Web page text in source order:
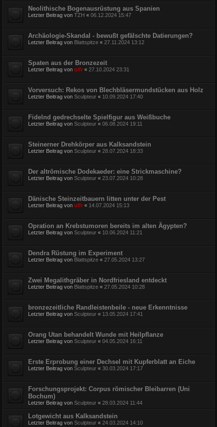
Neolithische Bogenausrüstung aus Spanien
Letzter Beitrag von TZH « 06.12.2024 15:47
Archäologie-Skandal - bewußt gefälschte Datierungen?
Letzter Beitrag von Blattspitze « 27.11.2024 13:12
Spaten aus der Bronzezeit
Letzter Beitrag von ulfr « 27.10.2024 23:31
Vorversuch: Rekos von Blechbläsermundstücken aus Holz
Letzter Beitrag von Sculpteur « 10.09.2024 17:40
Fidelnd gedrechselte Spielfigur aus Weißbuche
Letzter Beitrag von Sculpteur « 06.08.2024 19:11
Steinerner Drehkörper aus Kalksandstein
Letzter Beitrag von Sculpteur « 28.07.2024 18:33
Der altrömische Dodekaeder: eine Strickmaschine?
Letzter Beitrag von Sculpteur « 23.07.2024 10:28
Dänische Steinzeitbauern litten unter der Pest
Letzter Beitrag von ulfr « 14.07.2024 15:13
Opration an Krebstumoren bereits im alten Ägypten?
Letzter Beitrag von Sculpteur « 10.06.2024 11:21
Dendra Rüstung im Experiment
Letzter Beitrag von Blattspitze « 27.05.2024 13:27
Zwei Megalithgräber in Nordfriesland entdeckt
Letzter Beitrag von Blattspitze « 27.05.2024 10:28
bronzezeitliche Randleistenbeile - neue Erkenntnisse
Letzter Beitrag von Sculpteur « 13.05.2024 17:41
Orang Utan behandelt Wunde mit Heilpflanze
Letzter Beitrag von Sculpteur « 04.05.2024 16:11
Erste Erprobung einer Dechsel mit Kupferblatt an Eiche
Letzter Beitrag von Sculpteur « 30.03.2024 17:17
Forschungsprojekt: Corpus römischer Bleibarren (Uni
Bochum)
Letzter Beitrag von Sculpteur « 28.03.2024 11:44
Lotgewicht aus Kalksandstein
Letzter Beitrag von Sculpteur « 24.03.2024 14:10